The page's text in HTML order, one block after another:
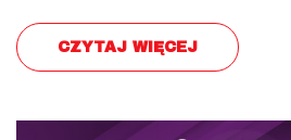
CZYTAJ WIĘCEJ